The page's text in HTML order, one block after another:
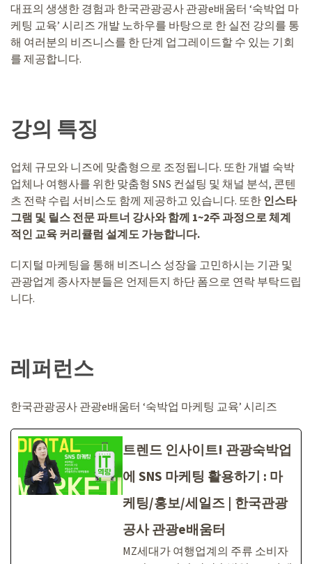
대표의 생생한 경험과 한국관광공사 관광e배움터 ‘숙박업 마
케팅 교육’ 시리즈 개발 노하우를 바탕으로 한 실전 강의를 통
해 여러분의 비즈니스를 한 단계 업그레이드할 수 있는 기회
를 제공합니다.
강의 특징
업체 규모와 니즈에 맞춤형으로 조정됩니다. 또한 개별 숙박
업체나 여행사를 위한 맞춤형 SNS 컨설팅 및 채널 분석, 콘텐
츠 전략 수립 서비스도 함께 제공하고 있습니다. 또한 인스타
그램 및 릴스 전문 파트너 강사와 함께 1~2주 과정으로 체계
적인 교육 커리큘럼 설계도 가능합니다.
디지털 마케팅을 통해 비즈니스 성장을 고민하시는 기관 및
관광업계 종사자분들은 언제든지 하단 폼으로 연락 부탁드립
니다.
레퍼런스
한국관광공사 관광e배움터 ‘숙박업 마케팅 교육’ 시리즈
트렌드 인사이트! 관광숙박업
에 SNS 마케팅 활용하기 : 마
케팅/홍보/세일즈 | 한국관광
공사 관광e배움터
MZ세대가 여행업계의 주류 소비자